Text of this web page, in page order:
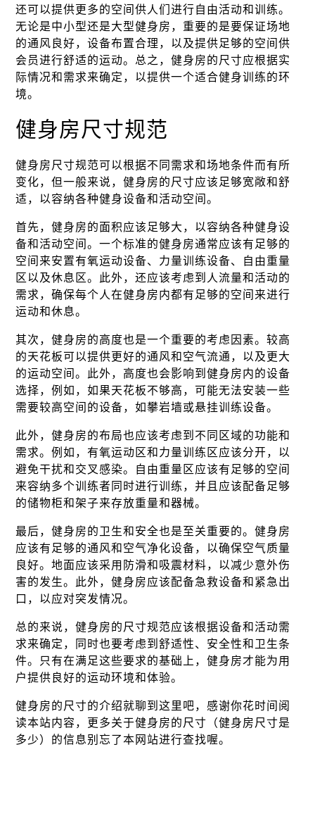
还可以提供更多的空间供人们进行自由活动和训练。
无论是中小型还是大型健身房，重要的是要保证场地
的通风良好，设备布置合理，以及提供足够的空间供
会员进行舒适的运动。总之，健身房的尺寸应根据实
际情况和需求来确定，以提供一个适合健身训练的环
境。
健身房尺寸规范
健身房尺寸规范可以根据不同需求和场地条件而有所
变化，但一般来说，健身房的尺寸应该足够宽敞和舒
适，以容纳各种健身设备和活动空间。
首先，健身房的面积应该足够大，以容纳各种健身设
备和活动空间。一个标准的健身房通常应该有足够的
空间来安置有氧运动设备、力量训练设备、自由重量
区以及休息区。此外，还应该考虑到人流量和活动的
需求，确保每个人在健身房内都有足够的空间来进行
运动和休息。
其次，健身房的高度也是一个重要的考虑因素。较高
的天花板可以提供更好的通风和空气流通，以及更大
的运动空间。此外，高度也会影响到健身房内的设备
选择，例如，如果天花板不够高，可能无法安装一些
需要较高空间的设备，如攀岩墙或悬挂训练设备。
此外，健身房的布局也应该考虑到不同区域的功能和
需求。例如，有氧运动区和力量训练区应该分开，以
避免干扰和交叉感染。自由重量区应该有足够的空间
来容纳多个训练者同时进行训练，并且应该配备足够
的储物柜和架子来存放重量和器械。
最后，健身房的卫生和安全也是至关重要的。健身房
应该有足够的通风和空气净化设备，以确保空气质量
良好。地面应该采用防滑和吸震材料，以减少意外伤
害的发生。此外，健身房应该配备急救设备和紧急出
口，以应对突发情况。
总的来说，健身房的尺寸规范应该根据设备和活动需
求来确定，同时也要考虑到舒适性、安全性和卫生条
件。只有在满足这些要求的基础上，健身房才能为用
户提供良好的运动环境和体验。
健身房的尺寸的介绍就聊到这里吧，感谢你花时间阅
读本站内容，更多关于健身房的尺寸（健身房尺寸是
多少）的信息别忘了本网站进行查找喔。